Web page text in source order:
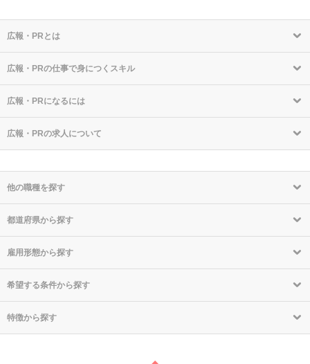
広報・PRとは
広報・PRの仕事で身につくスキル
広報・PRになるには
広報・PRの求人について
他の職種を探す
都道府県から探す
雇用形態から探す
希望する条件から探す
特徴から探す